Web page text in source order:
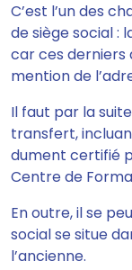
C’est l’un des
de siège social :
carces
mention de
Il faut par la suite
transfert,
dument certifié
Centre de
En outre, il se
social se situe
l’ancienne.